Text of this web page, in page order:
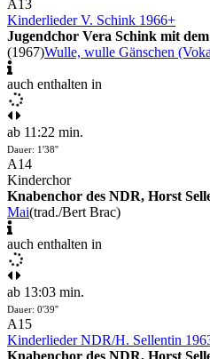
A13
Kinderlieder V. Schink 1966+
Jugendchor Vera Schink mit
(1967)Wulle, wulle Gänschen
auch enthalten in
ab 11:22 min.
Dauer: 1'38''
A14
Kinderchor
Knabenchor des NDR, Horst
Mai(trad./Bert Brac)
auch enthalten in
ab 13:03 min.
Dauer: 0'39''
A15
Kinderlieder NDR/H. Sellentin
Knabenchor des NDR, Horst